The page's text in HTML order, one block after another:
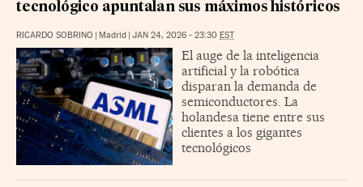
tecnológico apuntalan sus máximos históricos
RICARDO SOBRINO Madrid JAN 24, 2026 - 23:30 EST
El auge de la inteligencia
artificial y la robótica
disparan la demanda de
semiconductores. La
holandesa tiene entre sus
clientes a los gigantes
tecnológicos